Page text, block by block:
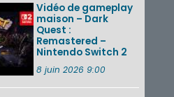
VOIR PLUS DE NEWS
Vidéo de gameplay
maison – Dark
Quest :
Remastered –
Nintendo Switch 2
8 juin 2026 9:00